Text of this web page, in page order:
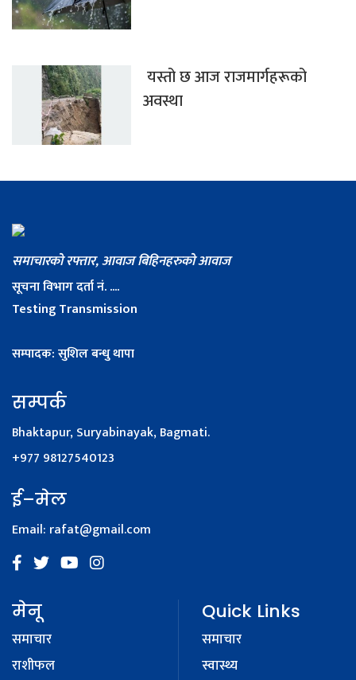
यस्तो छ आज राजमार्गहरूको
अवस्था
समाचारको रफ्तार, आवाज बिहिनहरुको आवाज
सूचना विभाग दर्ता नं. ....
Testing Transmission
सम्पादक: सुशिल बन्धु थापा
सम्पर्क
Bhaktapur, Suryabinayak, Bagmati.
+977 98127540123
ई–मेल
Email: rafat@gmail.com
मेनू
समाचार
राशीफल
Quick Links
समाचार
स्वास्थ्य